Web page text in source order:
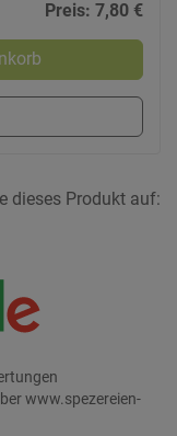
Preis: 7,80 €
dieses Produkt auf:
www.spezereien-